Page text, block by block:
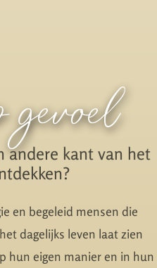
gevoel
andere kant van het
en begeleid mensen die
dagelijks leven laat zien
hun eigen manier en in hun